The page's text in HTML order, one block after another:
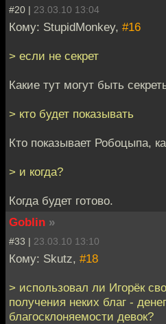
#20 | 23.03.10 13:04
Кому: StupidMonkey, #16
> если не секрет
Какие тут могут быть
> кто будет показывать
Кто показывает Робоцыпа,
> и когда?
Когда будет готово.
Goblin »
#33 | 23.03.10 13:10
Кому: Skutz, #18
> использовал ли Игорёк
получения неких благ -
благосклоняемости девок?